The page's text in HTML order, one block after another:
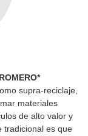
ROMERO*
supra-reciclaje,
materiales
de alto valor y
tradicional es que